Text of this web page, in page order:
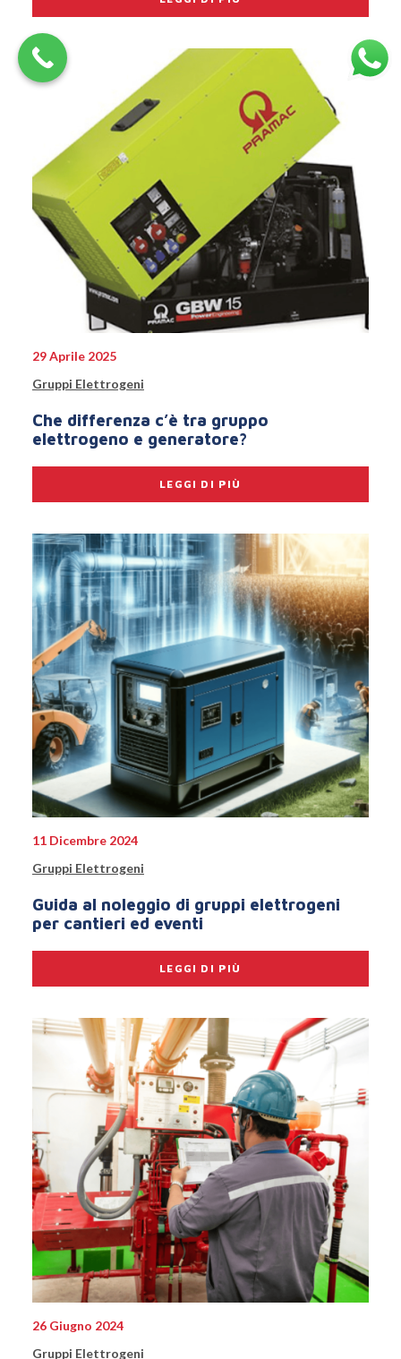
29 Aprile 2025
Gruppi Elettrogeni
Che differenza c’è tra gruppo
elettrogeno e generatore?
LEGGI DI PIÙ
11 Dicembre 2024
Gruppi Elettrogeni
Guida al noleggio di gruppi elettrogeni
per cantieri ed eventi
LEGGI DI PIÙ
26 Giugno 2024
Gruppi Elettrogeni